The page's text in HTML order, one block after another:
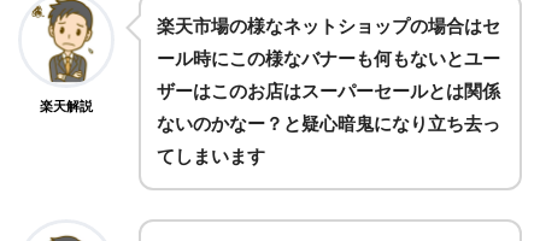
楽天解説
楽天市場の様なネットショップの場合はセ
ール時にこの様なバナーも何もないとユー
ザーはこのお店はスーパーセールとは関係
ないのかなー？と疑心暗鬼になり立ち去っ
てしまいます